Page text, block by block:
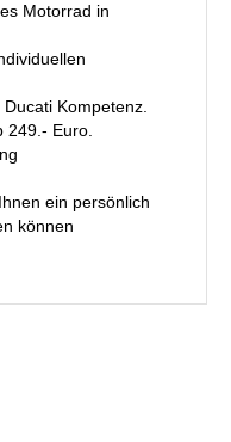
Motorrad in
Kompetenz.
249.- Euro.
ein persönlich
können